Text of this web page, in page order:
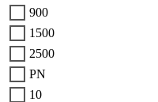
900
1500
2500
PN
10